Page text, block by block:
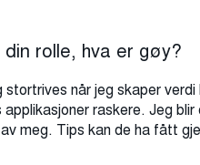
rolle, hva er gøy?
når jeg skaper
raskere. Jeg
meg. Tips kan de ha fått